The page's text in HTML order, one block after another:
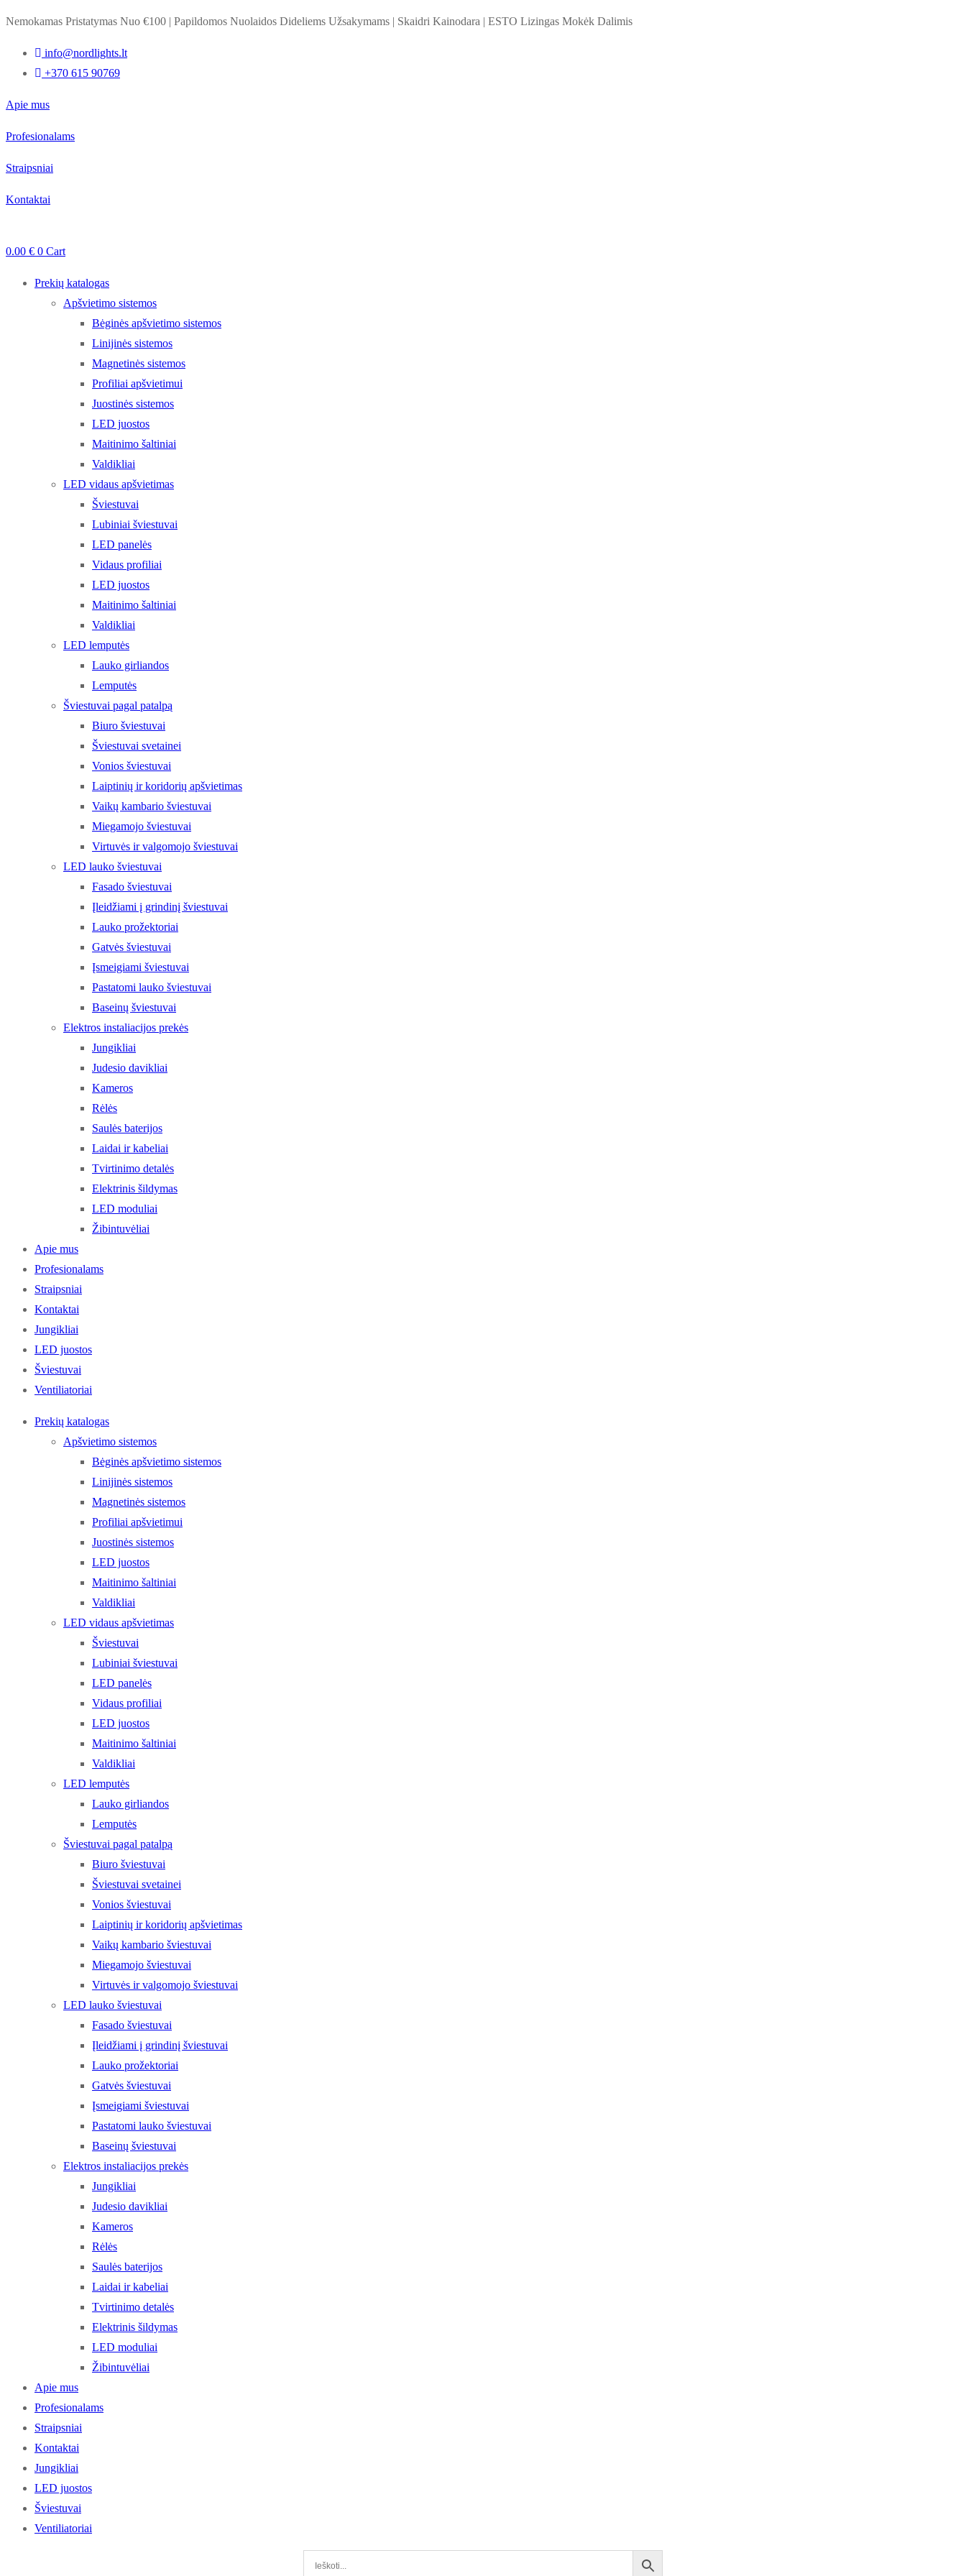
Nemokamas Pristatymas Nuo €100 | Papildomos Nuolaidos Dideliems Užsakymams | Skaidri Kainodara | ESTO Lizingas Mokėk Dalimis
info@nordlights.lt
+370 615 90769
Apie mus
Profesionalams
Straipsniai
Kontaktai
0.00 € 0 Cart
Prekių katalogas
Apšvietimo sistemos
Bėginės apšvietimo sistemos
Linijinės sistemos
Magnetinės sistemos
Profiliai apšvietimui
Juostinės sistemos
LED juostos
Maitinimo šaltiniai
Valdikliai
LED vidaus apšvietimas
Šviestuvai
Lubiniai šviestuvai
LED panelės
Vidaus profiliai
LED juostos
Maitinimo šaltiniai
Valdikliai
LED lemputės
Lauko girliandos
Lemputės
Šviestuvai pagal patalpą
Biuro šviestuvai
Šviestuvai svetainei
Vonios šviestuvai
Laiptinių ir koridorių apšvietimas
Vaikų kambario šviestuvai
Miegamojo šviestuvai
Virtuvės ir valgomojo šviestuvai
LED lauko šviestuvai
Fasado šviestuvai
Įleidžiami į grindinį šviestuvai
Lauko prožektoriai
Gatvės šviestuvai
Įsmeigiami šviestuvai
Pastatomi lauko šviestuvai
Baseinų šviestuvai
Elektros instaliacijos prekės
Jungikliai
Judesio davikliai
Kameros
Rėlės
Saulės baterijos
Laidai ir kabeliai
Tvirtinimo detalės
Elektrinis šildymas
LED moduliai
Žibintuvėliai
Apie mus
Profesionalams
Straipsniai
Kontaktai
Jungikliai
LED juostos
Šviestuvai
Ventiliatoriai
Prekių katalogas
Apšvietimo sistemos
Bėginės apšvietimo sistemos
Linijinės sistemos
Magnetinės sistemos
Profiliai apšvietimui
Juostinės sistemos
LED juostos
Maitinimo šaltiniai
Valdikliai
LED vidaus apšvietimas
Šviestuvai
Lubiniai šviestuvai
LED panelės
Vidaus profiliai
LED juostos
Maitinimo šaltiniai
Valdikliai
LED lemputės
Lauko girliandos
Lemputės
Šviestuvai pagal patalpą
Biuro šviestuvai
Šviestuvai svetainei
Vonios šviestuvai
Laiptinių ir koridorių apšvietimas
Vaikų kambario šviestuvai
Miegamojo šviestuvai
Virtuvės ir valgomojo šviestuvai
LED lauko šviestuvai
Fasado šviestuvai
Įleidžiami į grindinį šviestuvai
Lauko prožektoriai
Gatvės šviestuvai
Įsmeigiami šviestuvai
Pastatomi lauko šviestuvai
Baseinų šviestuvai
Elektros instaliacijos prekės
Jungikliai
Judesio davikliai
Kameros
Rėlės
Saulės baterijos
Laidai ir kabeliai
Tvirtinimo detalės
Elektrinis šildymas
LED moduliai
Žibintuvėliai
Apie mus
Profesionalams
Straipsniai
Kontaktai
Jungikliai
LED juostos
Šviestuvai
Ventiliatoriai